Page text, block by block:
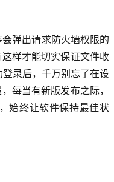
弹出请求防火墙权限的
样才能切实保证文件收
录后，千万别忘了在设
每当有新版发布之际，
始终让软件保持最佳状